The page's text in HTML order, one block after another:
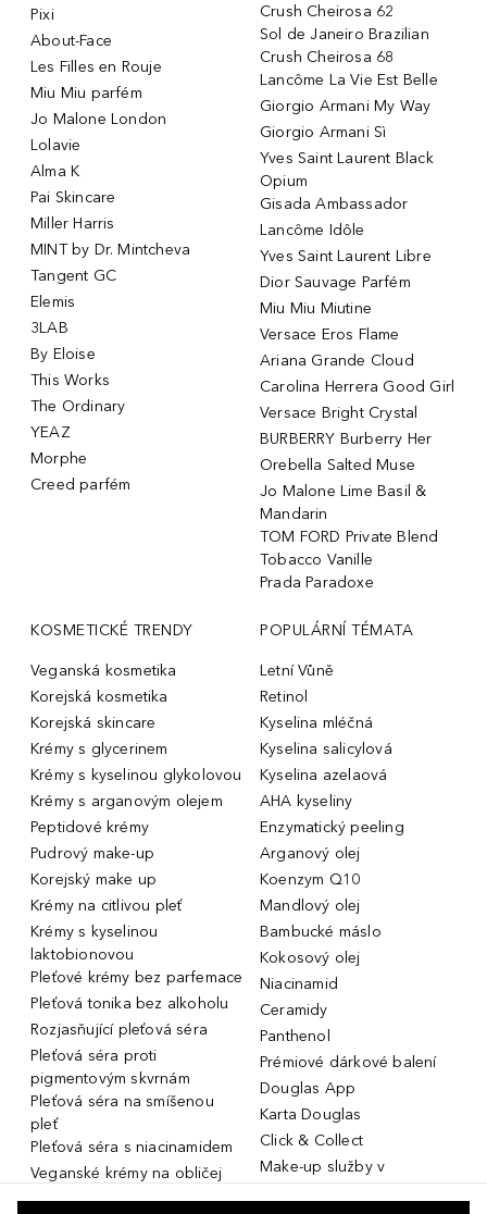
Pixi
About-Face
Les Filles en Rouje
Miu Miu parfém
Jo Malone London
Lolavie
Alma K
Pai Skincare
Miller Harris
MINT by Dr. Mintcheva
Tangent GC
Elemis
3LAB
By Eloise
This Works
The Ordinary
YEAZ
Morphe
Creed parfém
Crush Cheirosa 62
Sol de Janeiro Brazilian
Crush Cheirosa 68
Lancôme La Vie Est Belle
Giorgio Armani My Way
Giorgio Armani Sì
Yves Saint Laurent Black
Opium
Gisada Ambassador
Lancôme Idôle
Yves Saint Laurent Libre
Dior Sauvage Parfém
Miu Miu Miutine
Versace Eros Flame
Ariana Grande Cloud
Carolina Herrera Good Girl
Versace Bright Crystal
BURBERRY Burberry Her
Orebella Salted Muse
Jo Malone Lime Basil &
Mandarin
TOM FORD Private Blend
Tobacco Vanille
Prada Paradoxe
KOSMETICKÉ TRENDY
Veganská kosmetika
Korejská kosmetika
Korejská skincare
Krémy s glycerinem
Krémy s kyselinou glykolovou
Krémy s arganovým olejem
Peptidové krémy
Pudrový make-up
Korejský make up
Krémy na citlivou pleť
Krémy s kyselinou
laktobionovou
Pleťové krémy bez parfemace
Pleťová tonika bez alkoholu
Rozjasňující pleťová séra
Pleťová séra proti
pigmentovým skvrnám
Pleťová séra na smíšenou
pleť
Pleťová séra s niacinamidem
Veganské krémy na obličej
Miniatury parfémů, cestovní
POPULÁRNÍ TÉMATA
Letní Vůně
Retinol
Kyselina mléčná
Kyselina salicylová
Kyselina azelaová
AHA kyseliny
Enzymatický peeling
Arganový olej
Koenzym Q10
Mandlový olej
Bambucké máslo
Kokosový olej
Niacinamid
Ceramidy
Panthenol
Prémiové dárkové balení
Douglas App
Karta Douglas
Click & Collect
Make-up služby v
parfumeriích Douglas